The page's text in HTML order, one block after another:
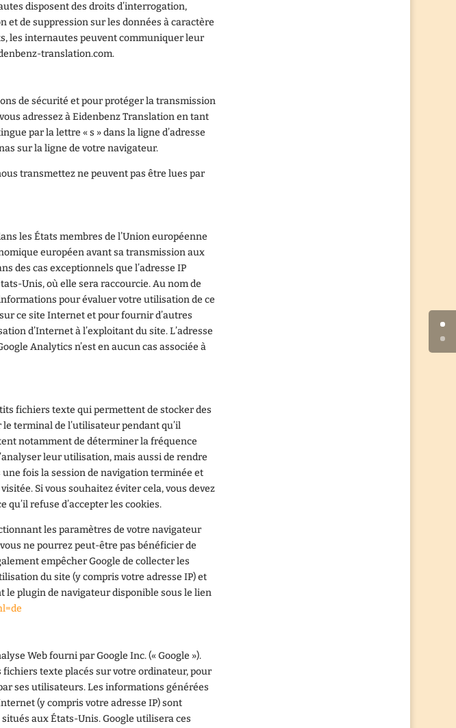
disposent des droits d’interrogation,
et de suppression sur les données à caractère
les internautes peuvent communiquer leur
translation.com.
de sécurité et pour protéger la transmission
adressez à Eidenbenz Translation en tant
par la lettre « s » dans la ligne d’adresse
sur la ligne de votre navigateur.
transmettez ne peuvent pas être lues par
les États membres de l’Union européenne
européen avant sa transmission aux
des cas exceptionnels que l’adresse IP
Unis, où elle sera raccourcie. Au nom de
pour évaluer votre utilisation de ce
ce site Internet et pour fournir d’autres
d’Internet à l’exploitant du site. L’adresse
Analytics n’est en aucun cas associée à
fichiers texte qui permettent de stocker des
terminal de l’utilisateur pendant qu’il
notamment de déterminer la fréquence
leur utilisation, mais aussi de rendre
fois la session de navigation terminée et
Si vous souhaitez éviter cela, vous devez
refuse d’accepter les cookies.
les paramètres de votre navigateur
ne pourrez peut-être pas bénéficier de
empêcher Google de collecter les
du site (y compris votre adresse IP) et
plugin de navigateur disponible sous le lien
Web fourni par Google Inc. (« Google »).
fichiers texte placés sur votre ordinateur, pour
ses utilisateurs. Les informations générées
(y compris votre adresse IP) sont
aux États-Unis. Google utilisera ces